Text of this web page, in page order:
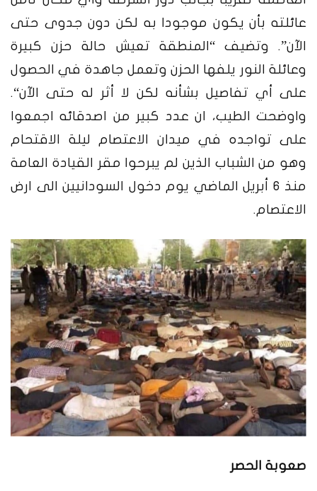
عائلته بأن يكون موجودا به لكن دون جدوى حتى
الآن”. وتضيف“ المنطقة تعيش حالة حزن كبيرة
وعائلة النور يلفها الحزن وتعمل جاهدة في الحصول
على أي تفاصيل بشأنه لكن لا أثر له حتى الآن“.
واوضحت الطيب، ان عدد كبير من اصدقائه اجمعوا
على تواجده في ميدان الاعتصام ليلة الاقتحام
وهو من الشباب الذين لم يبرحوا مقر القيادة العامة
منذ 6
أبريل الماضي يوم دخول السودانيين الى ارض
الاعتصام.
صعوبة الحصر